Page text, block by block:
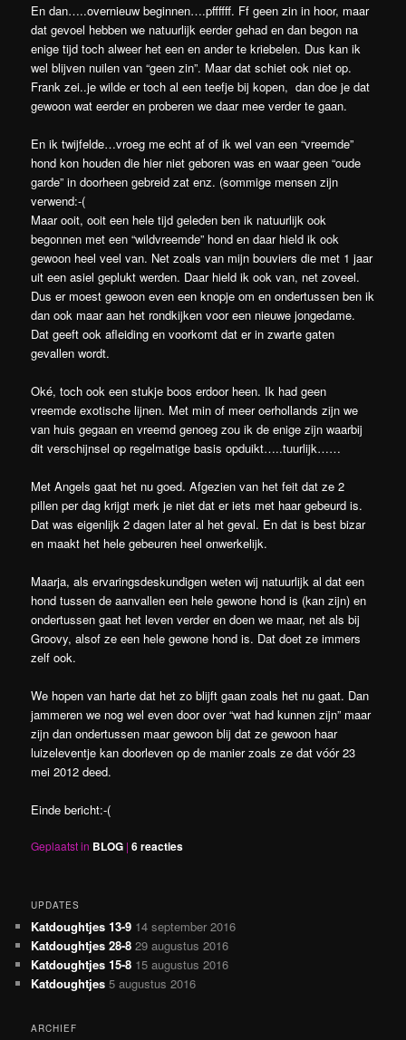
En dan…..overnieuw beginnen….pffffff. Ff geen zin in hoor, maar
dat gevoel hebben we natuurlijk eerder gehad en dan begon na
enige tijd toch alweer het een en ander te kriebelen. Dus kan ik
wel blijven nuilen van “geen zin”. Maar dat schiet ook niet op.
Frank zei..je wilde er toch al een teefje bij kopen, dan doe je dat
gewoon wat eerder en proberen we daar mee verder te gaan.
En ik twijfelde…vroeg me echt af of ik wel van een “vreemde”
hond kon houden die hier niet geboren was en waar geen “oude
garde” in doorheen gebreid zat enz. (sommige mensen zijn
verwend:-(
Maar ooit, ooit een hele tijd geleden ben ik natuurlijk ook
begonnen met een “wildvreemde” hond en daar hield ik ook
gewoon heel veel van. Net zoals van mijn bouviers die met 1 jaar
uit een asiel geplukt werden. Daar hield ik ook van, net zoveel.
Dus er moest gewoon even een knopje om en ondertussen ben ik
dan ook maar aan het rondkijken voor een nieuwe jongedame.
Dat geeft ook afleiding en voorkomt dat er in zwarte gaten
gevallen wordt.
Oké, toch ook een stukje boos erdoor heen. Ik had geen
vreemde exotische lijnen. Met min of meer oerhollands zijn we
van huis gegaan en vreemd genoeg zou ik de enige zijn waarbij
dit verschijnsel op regelmatige basis opduikt…..tuurlijk……
Met Angels gaat het nu goed. Afgezien van het feit dat ze 2
pillen per dag krijgt merk je niet dat er iets met haar gebeurd is.
Dat was eigenlijk 2 dagen later al het geval. En dat is best bizar
en maakt het hele gebeuren heel onwerkelijk.
Maarja, als ervaringsdeskundigen weten wij natuurlijk al dat een
hond tussen de aanvallen een hele gewone hond is (kan zijn) en
ondertussen gaat het leven verder en doen we maar, net als bij
Groovy, alsof ze een hele gewone hond is. Dat doet ze immers
zelf ook.
We hopen van harte dat het zo blijft gaan zoals het nu gaat. Dan
jammeren we nog wel even door over “wat had kunnen zijn” maar
zijn dan ondertussen maar gewoon blij dat ze gewoon haar
luizeleventje kan doorleven op de manier zoals ze dat vóór 23
mei 2012 deed.
Einde bericht:-(
Geplaatst in BLOG |6reacties
UPDATES
Katdoughtjes 13-9 14 september 2016
Katdoughtjes 28-8 29 augustus 2016
Katdoughtjes 15-8 15 augustus 2016
Katdoughtjes 5 augustus 2016
ARCHIEF